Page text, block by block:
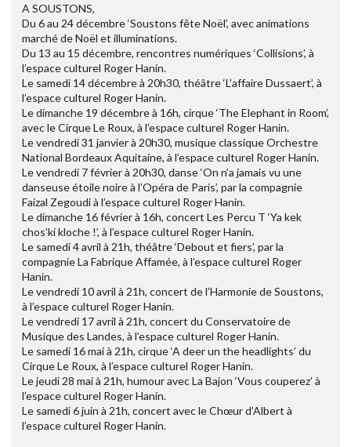
A SOUSTONS,
Du 6 au 24 décembre ‘Soustons fête Noël’, avec animations
marché de Noël et illuminations.
Du 13 au 15 décembre, rencontres numériques ‘Collisions’, à
l’espace culturel Roger Hanin.
Le samedi 14 décembre à 20h30, théâtre ‘L’affaire Dussaert’, à
l’espace culturel Roger Hanin.
Le dimanche 19 décembre à 16h, cirque ‘The Elephant in Room’,
avec le Cirque Le Roux, à l’espace culturel Roger Hanin.
Le vendredi 31 janvier à 20h30, musique classique Orchestre
National Bordeaux Aquitaine, à l’espace culturel Roger Hanin.
Le vendredi 7 février à 20h30, danse ‘On n’a jamais vu une
danseuse étoile noire à l’Opéra de Paris’, par la compagnie
Faizal Zegoudi à l’espace culturel Roger Hanin.
Le dimanche 16 février à 16h, concert Les Percu T ‘Ya kek
chos’ki kloche !’, à l’espace culturel Roger Hanin.
Le samedi 4 avril à 21h, théâtre ‘Debout et fiers’, par la
compagnie La Fabrique Affamée, à l’espace culturel Roger
Hanin.
Le vendredi 10 avril à 21h, concert de l’Harmonie de Soustons,
à l’espace culturel Roger Hanin.
Le vendredi 17 avril à 21h, concert du Conservatoire de
Musique des Landes, à l’espace culturel Roger Hanin.
Le samedi 16 mai à 21h, cirque ‘A deer un the headlights’ du
Cirque Le Roux, à l’espace culturel Roger Hanin.
Le jeudi 28 mai à 21h, humour avec La Bajon ‘Vous couperez’ à
l’espace culturel Roger Hanin.
Le samedi 6 juin à 21h, concert avec le Chœur d’Albert à
l’espace culturel Roger Hanin.